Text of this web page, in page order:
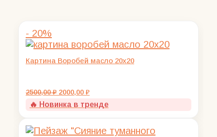
- 20%
Картина Воробей масло 20х20
2500,00₽ Первоначальная
составляла
2000,00 ₽Текущая
2000,00 ₽.
🔥 Новинка в тренде